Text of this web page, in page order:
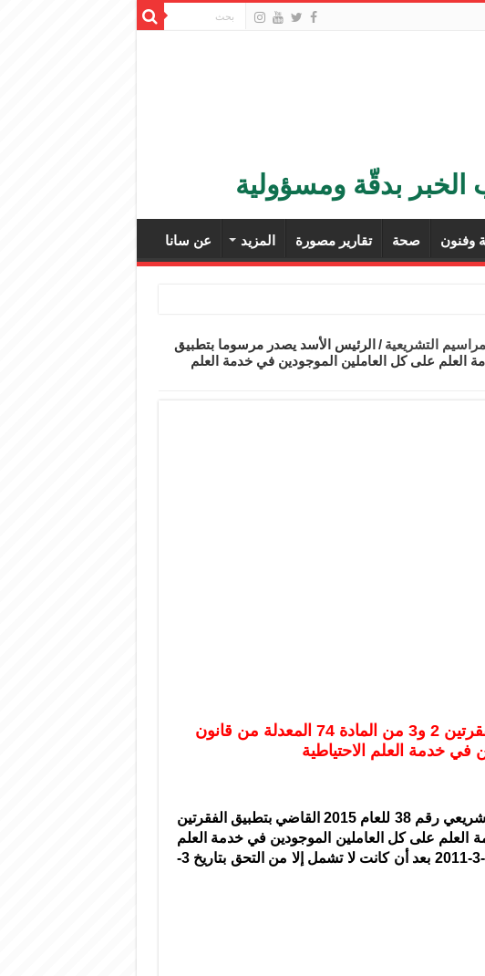
الخبر بدقّة ومسؤولية
وفنون صحة تقارير مصورة المزيد عن سانا
التشريعية / الرئيس الأسد يصدر مرسوما بتطبيق
من قانون خدمة العلم على كل العاملين الموجودين في خدمة العلم
الرئيس الأسد يصدر مرسوما بتطبيق الفقرتين 2 و3 من المادة 74 المعدلة من قانون
في خدمة العلم الاحتياطية
أصدر السيد الرئيس بشار الأسد المرسوم التشريعي رقم 38 للعام 2015 القاضي بتطبيق الفقرتين
قانون خدمة العلم على كل العاملين الموجودين في خدمة العلم
الاحتياطية أو الذين التحقوا بها اعتبارا من 15-3-2011 بعد أن كانت لا تشمل إلا من التحق بتاريخ 3-